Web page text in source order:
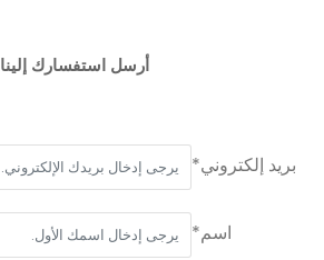
أرسل استفسارك إلينا
بريد إلكتروني*
اسم*